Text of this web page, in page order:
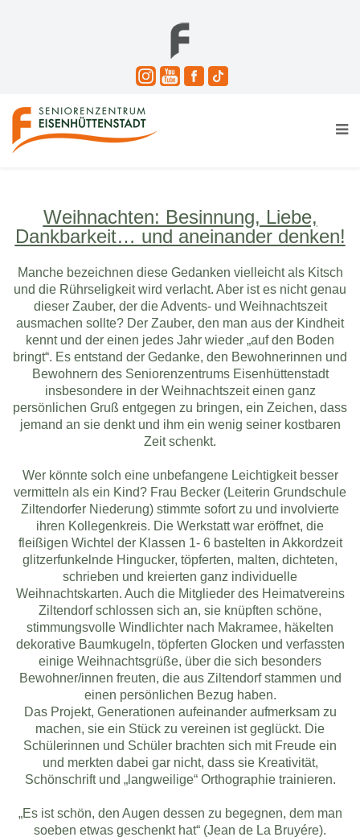
Weihnachten: Besinnung, Liebe,
Dankbarkeit… und aneinander denken!
Manche bezeichnen diese Gedanken vielleicht als Kitsch
und die Rührseligkeit wird verlacht. Aber ist es nicht genau
dieser Zauber, der die Advents- und Weihnachtszeit
ausmachen sollte? Der Zauber, den man aus der Kindheit
kennt und der einen jedes Jahr wieder „auf den Boden
bringt“. Es entstand der Gedanke, den Bewohnerinnen und
Bewohnern des Seniorenzentrums Eisenhüttenstadt
insbesondere in der Weihnachtszeit einen ganz
persönlichen Gruß entgegen zu bringen, ein Zeichen, dass
jemand an sie denkt und ihm ein wenig seiner kostbaren
Zeit schenkt.
Wer könnte solch eine unbefangene Leichtigkeit besser
vermitteln als ein Kind? Frau Becker (Leiterin Grundschule
Ziltendorfer Niederung) stimmte sofort zu und involvierte
ihren Kollegenkreis. Die Werkstatt war eröffnet, die
fleißigen Wichtel der Klassen 1- 6 bastelten in Akkordzeit
glitzerfunkelnde Hingucker, töpferten, malten, dichteten,
schrieben und kreierten ganz individuelle
Weihnachtskarten. Auch die Mitglieder des Heimatvereins
Ziltendorf schlossen sich an, sie knüpften schöne,
stimmungsvolle Windlichter nach Makramee, häkelten
dekorative Baumkugeln, töpferten Glocken und verfassten
einige Weihnachtsgrüße, über die sich besonders
Bewohner/innen freuten, die aus Ziltendorf stammen und
einen persönlichen Bezug haben.
Das Projekt, Generationen aufeinander aufmerksam zu
machen, sie ein Stück zu vereinen ist geglückt. Die
Schülerinnen und Schüler brachten sich mit Freude ein
und merkten dabei gar nicht, dass sie Kreativität,
Schönschrift und „langweilige“ Orthographie trainieren.
„Es ist schön, den Augen dessen zu begegnen, dem man
soeben etwas geschenkt hat“ (Jean de La Bruyére).